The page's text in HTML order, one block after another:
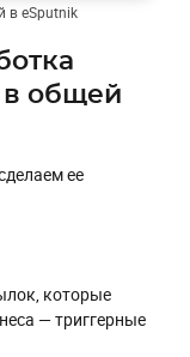
в eSputnik
в общей
ее
которые
— триггерные